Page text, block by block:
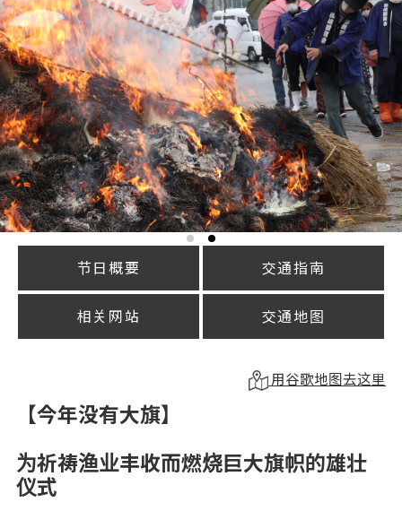
节日概要 交通指南
相关网站 交通地图
用谷歌地图去这里
【今年没有大旗】
为祈祷渔业丰收而燃烧巨大旗帜的雄壮
仪式